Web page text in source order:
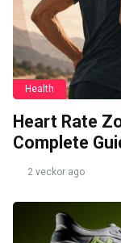
Health
Heart Rate
Complete
2 veckor ago